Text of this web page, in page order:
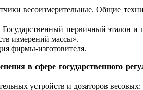
весоизмерительные. Общие
Государственный первичный эталон и
измерений массы».
фирмы-изготовителя.
в сфере государственного
устройств и дозаторов весовых: